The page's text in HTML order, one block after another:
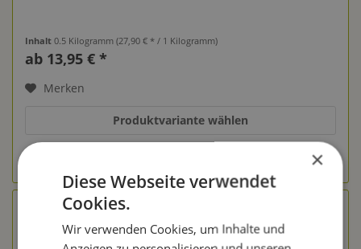
Inhalt0.5 Kilogramm(27,90 € * / 1 Kilogramm)
ab 13,95 € *
Merken
Produktvariante wählen
×
Diese Webseite verwendet
Cookies.
Wir verwenden Cookies, um Inhalte und